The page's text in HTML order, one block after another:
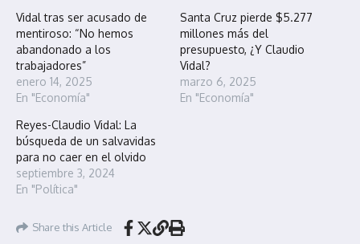
Vidal tras ser acusado de
mentiroso: “No hemos
abandonado a los
trabajadores”
enero 14, 2025
En "Economía"
Santa Cruz pierde $5.277
millones más del
presupuesto, ¿Y Claudio
Vidal?
marzo 6, 2025
En "Economía"
Reyes-Claudio Vidal: La
búsqueda de un salvavidas
para no caer en el olvido
septiembre 3, 2024
En "Política"
Share this Article